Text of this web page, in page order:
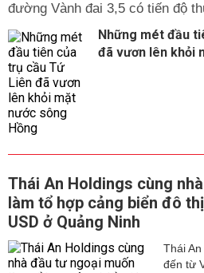
đường Vành đai 3,5 có tiến độ
Những mét đầu
đã vươn lên khỏi
Thái An Holdings cùng
làm tổ hợp cảng biển đô
USD ở Quảng Ninh
Thái
đến từ